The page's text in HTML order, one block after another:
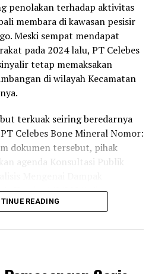
penolakan terhadap aktivitas
membara di kawasan pesisir
Meski sempat mendapat
pada 2024 lalu, PT Celebes
tetap memaksakan
di wilayah Kecamatan
terkuak seiring beredarnya
Celebes Bone Mineral Nomor:
dokumen tersebut, pihak
agenda Konsultasi Publik
Kamis (6/8/2026) di
Forum ini digelar sebagai
Operasi Produksi.
tersebut menyasar cakupan
READING